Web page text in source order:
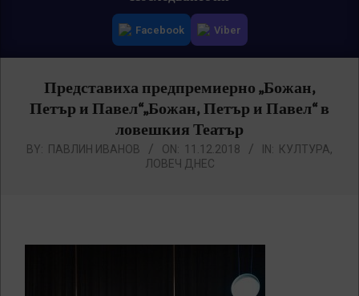
Facebook Viber
Представиха предпремиерно „Божан,
Петър и Павел“„Божан, Петър и Павел“ в
ловешкия Театър
BY: ПАВЛИН ИВАНОВ ON: 11.12.2018 IN: КУЛТУРА,
ЛОВЕЧ ДНЕС